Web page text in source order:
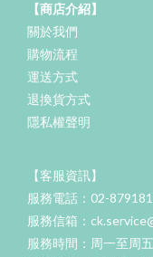
【商店介紹】
關於我們
購物流程
運送方式
退換貨方式
隱私權聲明
【客服資訊】
服務電話：02-
服務信箱：
服務時間：周一至周